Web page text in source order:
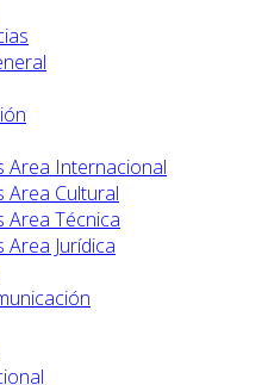
Area Internacional
Area Cultural
Area Técnica
Area Jurídica